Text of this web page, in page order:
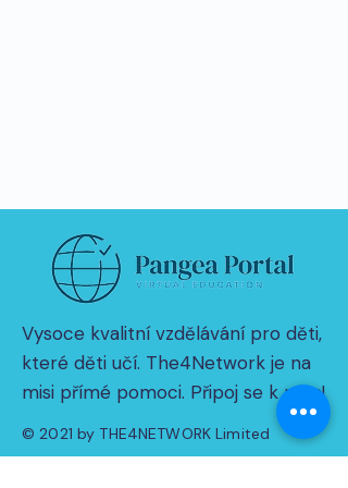
Vysoce kvalitní vzdělávání pro děti,
které děti učí. The4Network je na
misi přímé pomoci. Připoj se k nám!
© 2021 by THE4NETWORK Limited